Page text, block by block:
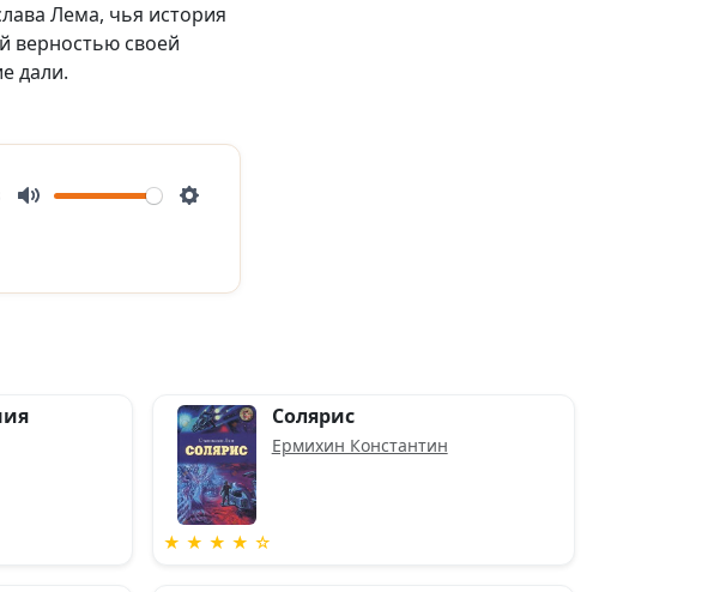
Лема, чья история
верностью своей
дали.
★ ★ ★ ★ ☆
Солярис
Ермихин Константин